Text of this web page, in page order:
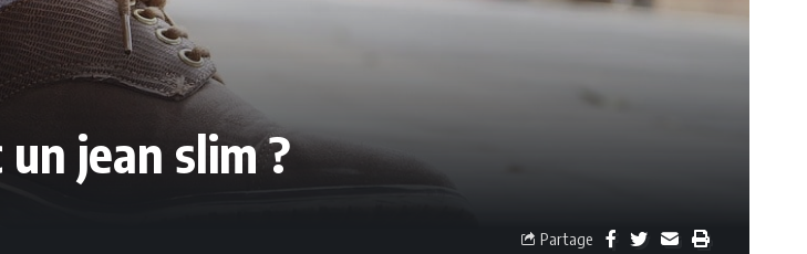
jean slim ?
Partage